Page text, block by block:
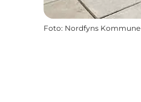
Foto: Nordfyns Kommune